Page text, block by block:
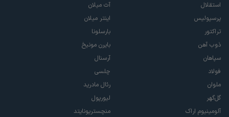
استقلال
پرسپولیس
تراکتور
ذوب آهن
سپاهان
فولاد
ملوان
گل‌گهر
آلومینیوم اراک
آث میلان
اینتر میلان
بارسلونا
بایرن مونیخ
آرسنال
چلسی
رئال مادرید
لیورپول
منچستریونایتد